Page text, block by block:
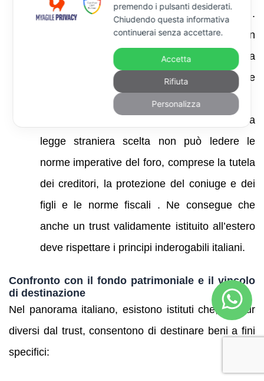
parte del patrimonio ereditario del trustee .
Quest’ultimo dispone dei beni solo in
funzione dell’incarico fiduciario, circostanza
fondamentale per la segregazione
– Stabilisce che l’applicazione della
legge straniera scelta non può ledere le
norme imperative del foro, comprese la tutela
dei creditori, la protezione del coniuge e dei
figli e le norme fiscali . Ne consegue che
anche un trust validamente istituito all’estero
deve rispettare i principi inderogabili italiani.
Confronto con il fondo patrimoniale e il vincolo
di destinazione
Nel panorama italiano, esistono istituti che, seppur
diversi dal trust, consentono di destinare beni a fini
specifici:
premendo i pulsanti desiderati.
Chiudendo questa informativa
continuerai senza accettare.
Accetta
Rifiuta
Personalizza